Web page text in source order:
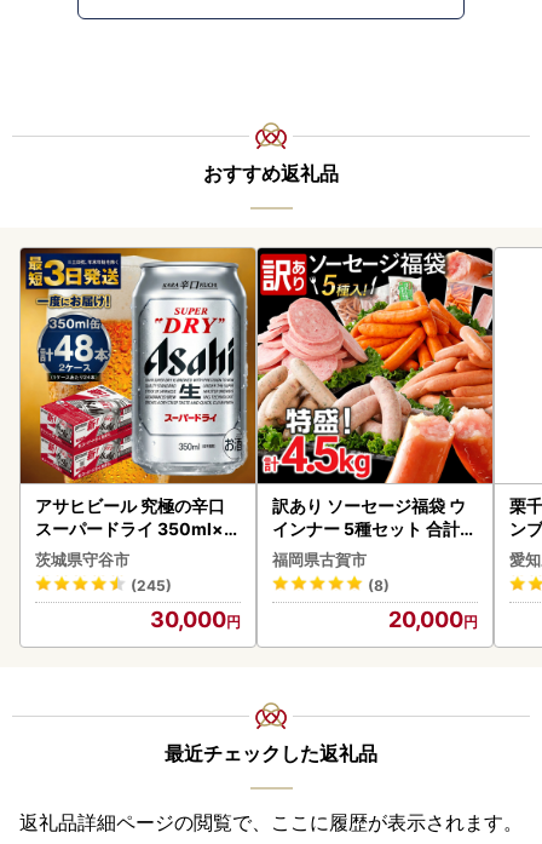
おすすめ返礼品
アサヒビール 究極の辛口
スーパードライ 350ml×4
8本 ビール
茨城県守谷市
(245)
30,000
訳あり ソーセージ福袋 ウ
インナー 5種セット 合計4.
5kg ソーセージ
福岡県古賀市
(8)
20,000
栗
ン
デ
愛
最近チェックした返礼品
返礼品詳細ページの閲覧で、ここに履歴が表示されます。